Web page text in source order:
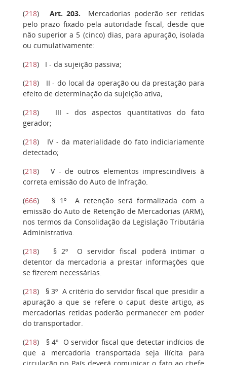
(218)Art. 203.
Mercadorias poderão ser retidas
pelo prazo fixado pela autoridade fiscal, desde que
não superior a 5 (cinco) dias, para apuração, isolada
ou cumulativamente:
(218) I - da sujeição passiva;
(218) II - do local da operação ou da prestação para
efeito de determinação da sujeição ativa;
(218) III- dos aspectos quantitativos do fato
gerador;
(218) IV- da materialidade do fato indiciariamente
detectado;
(218) V - de outros elementos imprescindíveis à
correta emissão do Auto de Infração.
(666) § 1ºA retenção será formalizada com a
emissão do Auto de Retenção de Mercadorias (ARM),
nos termos da Consolidação da Legislação Tributária
Administrativa.
(218) § 2º
O servidor fiscal poderá intimar o
detentor da mercadoria a prestar informações que
se fizerem necessárias.
(218) § 3º A critério do servidor fiscal que presidir a
apuração a que se refere o caput deste artigo, as
mercadorias retidas poderão permanecer em poder
do transportador.
(218) § 4º O servidor fiscal que detectar indícios de
que a mercadoria transportada seja ilícita para